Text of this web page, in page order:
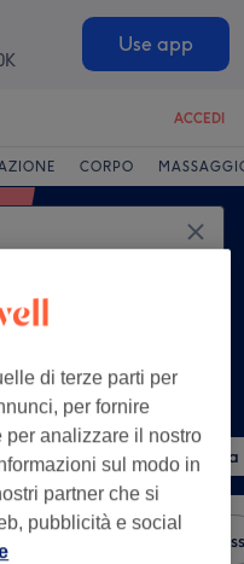
Use app
ACCEDI
CORPO
Epilazione a cera braccia
Offerte Express
di terze parti per
per fornire
analizzare il nostro
sul modo in
partner che si
pubblicità e social